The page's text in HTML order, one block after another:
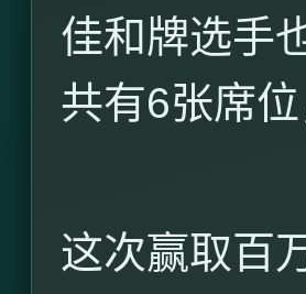
佳和牌选手
共有6张席位
这次赢取百